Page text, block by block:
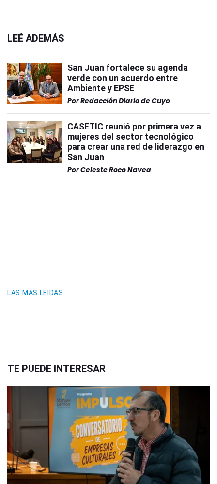
LEÉ ADEMÁS
San Juan fortalece su agenda
verde con un acuerdo entre
Ambiente y EPSE
PorRedacción Diario de Cuyo
CASETIC reunió por primera vez a
mujeres del sector tecnológico
para crear una red de liderazgo en
San Juan
PorCeleste Roco Navea
LAS MÁS LEIDAS
TE PUEDE INTERESAR